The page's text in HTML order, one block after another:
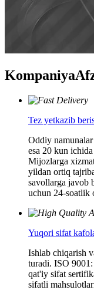
Kompaniya
Tez yetkazib
Oddiy
esa 20 kun
Mijozlarga
yildan ortiq
savollarga javob
uchun 24-soatlik
Yuqori sifat
Ishlab chiqarish
turadi. ISO
qat'iy sifat
sifatli